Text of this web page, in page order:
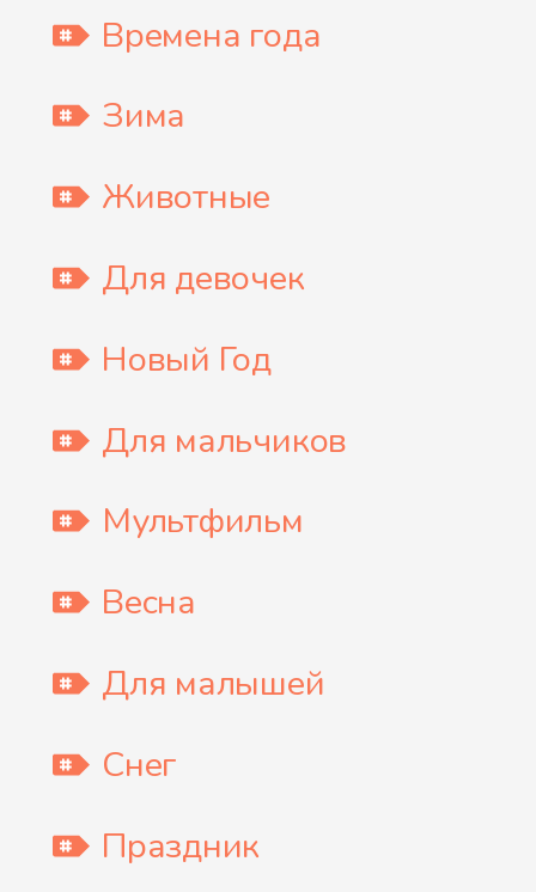
Времена года
Зима
Животные
Для девочек
Новый Год
Для мальчиков
Мультфильм
Весна
Для малышей
Снег
Праздник